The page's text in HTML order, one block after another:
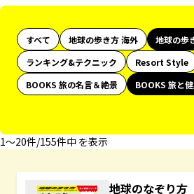
すべて 地球の歩き方 海外 地球の歩
ランキング&テクニック
Resort Style
BOOKS 旅の名言＆絶景
BOOKS 旅と
1〜20件/155件中 を表示
地球のなぞり